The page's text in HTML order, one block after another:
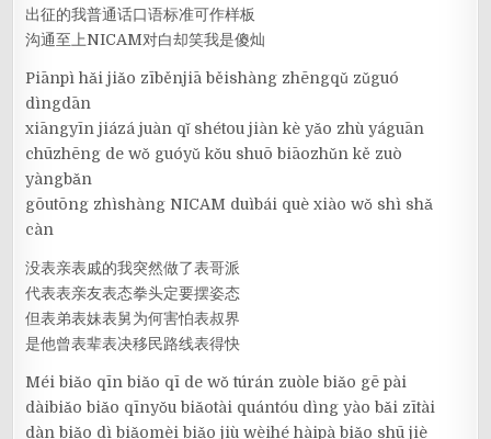
出征的我普通话口语标准可作样板
沟通至上NICAM对白却笑我是傻灿
Piānpì hǎi jiǎo zīběnjiā běishàng zhēngqǔ zǔguó
dìngdān
xiāngyīn jiázá juàn qǐ shétou jiàn kè yǎo zhù yáguān
chūzhēng de wǒ guóyǔ kǒu shuō biāozhǔn kě zuò
yàngbǎn
gōutōng zhìshàng NICAM duìbái què xiào wǒ shì shǎ
càn
没表亲表戚的我突然做了表哥派
代表表亲友表态拳头定要摆姿态
但表弟表妹表舅为何害怕表叔界
是他曾表辈表决移民路线表得快
Méi biǎo qīn biǎo qī de wǒ túrán zuòle biǎo gē pài
dàibiǎo biǎo qīnyǒu biǎotài quántóu dìng yào bǎi zītài
dàn biǎo dì biǎomèi biǎo jiù wèihé hàipà biǎo shū jiè